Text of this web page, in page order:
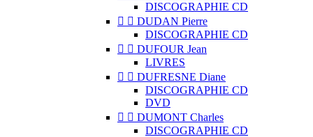
DISCOGRAPHIE CD
  DUDAN Pierre
DISCOGRAPHIE CD
  DUFOUR Jean
LIVRES
  DUFRESNE Diane
DISCOGRAPHIE CD
DVD
  DUMONT Charles
DISCOGRAPHIE CD